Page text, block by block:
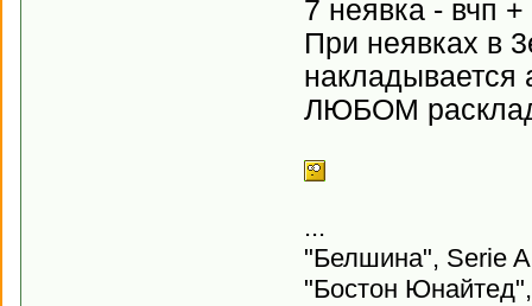
7 неявка - вчп
При неявках в
накладывается
ЛЮБОМ
...
"Белшина", Serie A
"Бостон